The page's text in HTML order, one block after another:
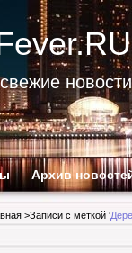
Архив
>Записи с меткой ‘